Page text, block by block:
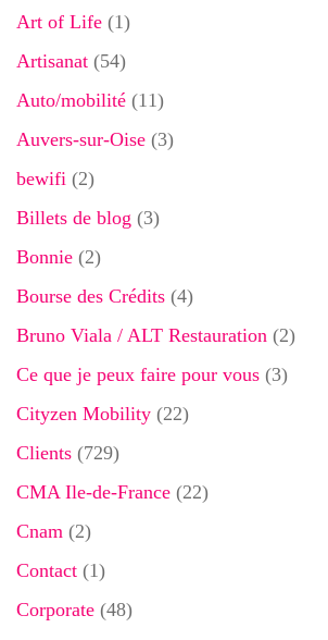
Art of Life (1)
Artisanat (54)
Auto/mobilité (11)
Auvers-sur-Oise (3)
bewifi (2)
Billets de blog (3)
Bonnie (2)
Bourse des Crédits (4)
Bruno Viala / ALT Restauration (2)
Ce que je peux faire pour vous (3)
Cityzen Mobility (22)
Clients (729)
CMA Ile-de-France (22)
Cnam (2)
Contact (1)
Corporate (48)